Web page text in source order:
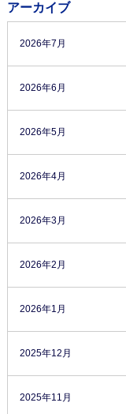
アーカイブ
2026年7月
2026年6月
2026年5月
2026年4月
2026年3月
2026年2月
2026年1月
2025年12月
2025年11月